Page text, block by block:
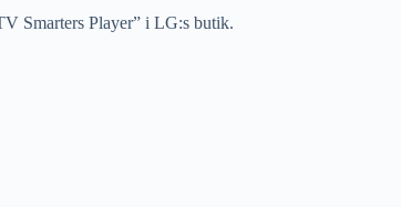
Smarters Player” i LG:s butik.